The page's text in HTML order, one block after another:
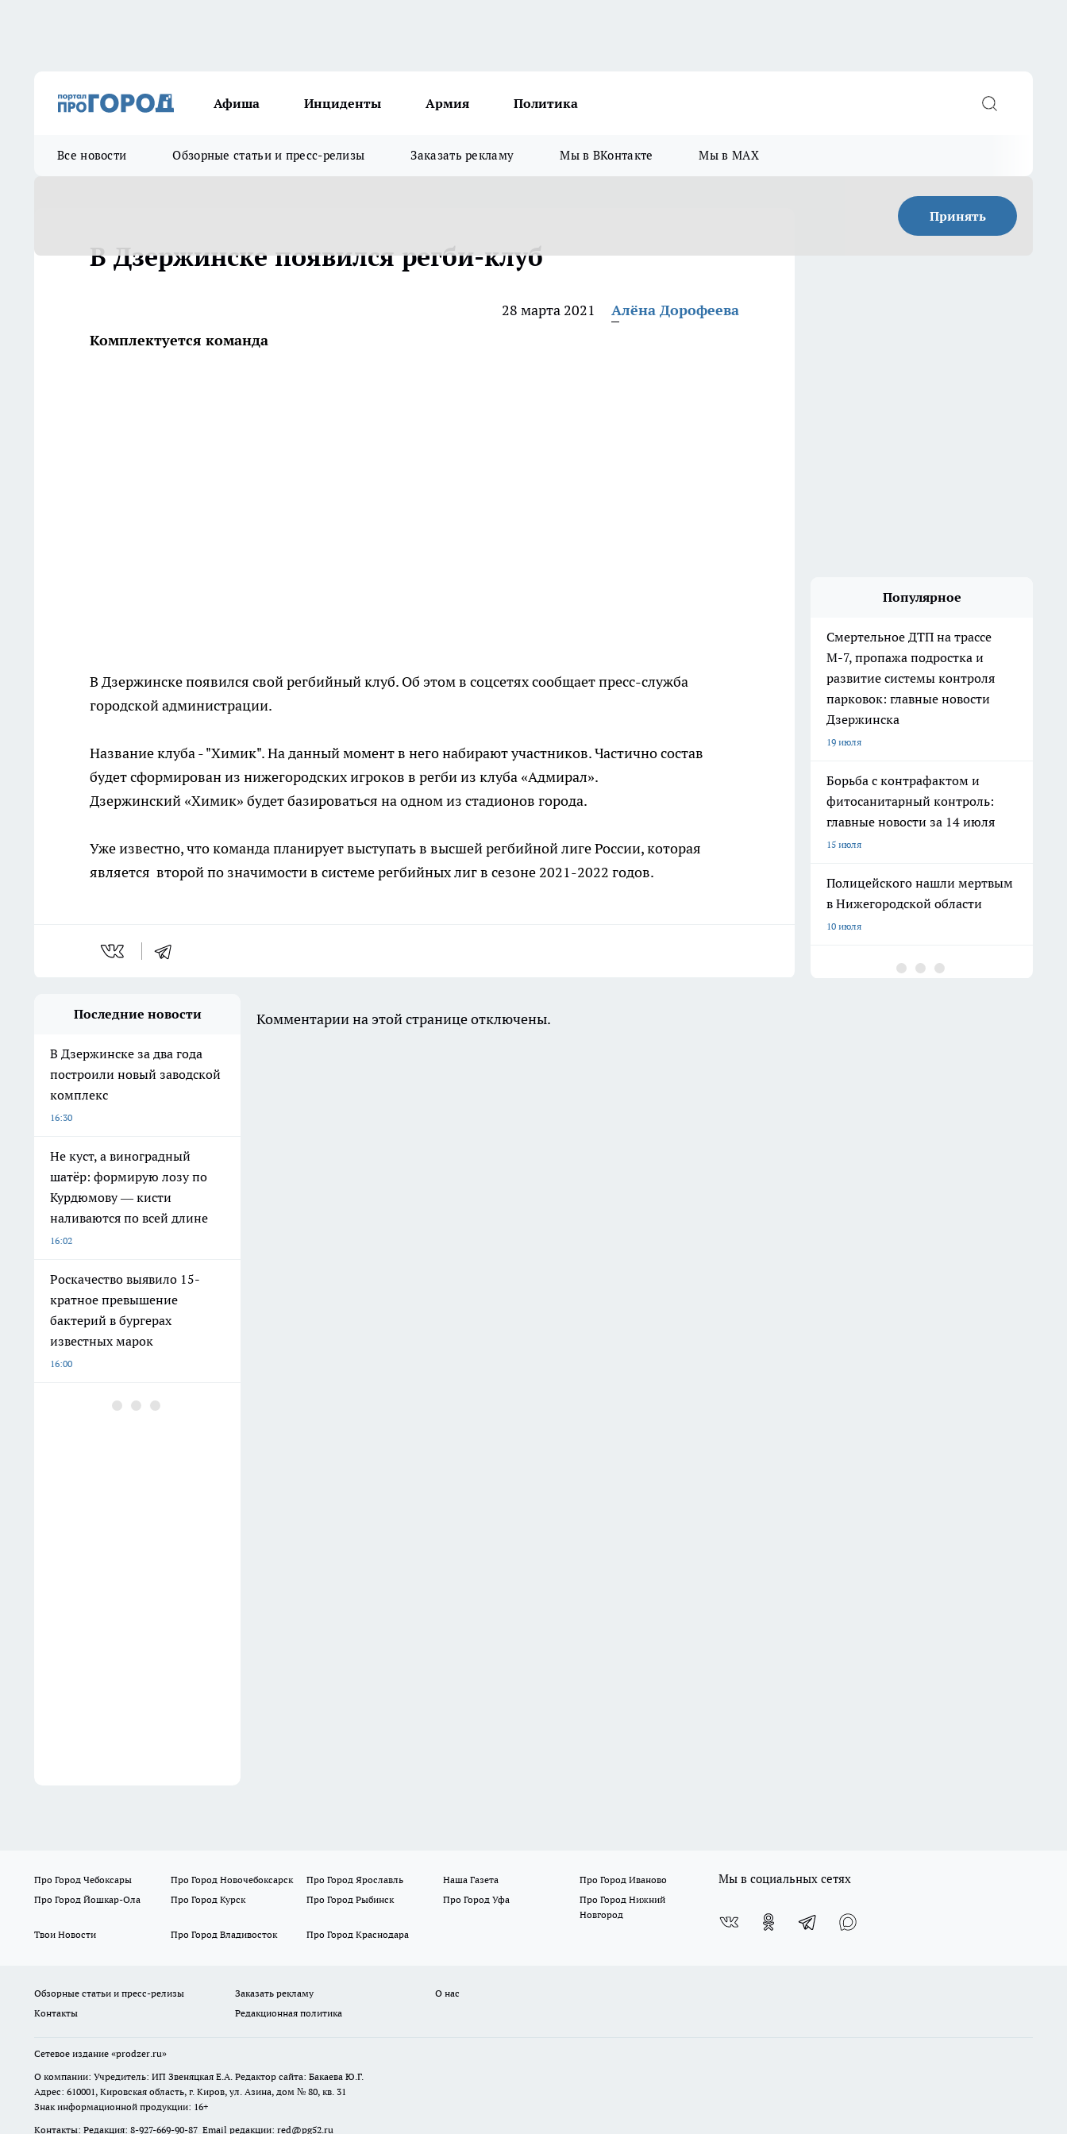
Афиша Инциденты Армия Политика
Все новости Обзорные статьи и пресс-релизы Заказать рекламу Мы в ВКонтакте Мы в MAX
Принять
В Дзержинске появился регби-клуб
28 марта 2021
Алёна Дорофеева
Комплектуется команда
В Дзержинске появился свой регбийный клуб. Об этом в соцсетях сообщает пресс-служба
городской администрации.
Название клуба - "Химик". На данный момент в него набирают участников. Частично состав
будет сформирован из нижегородских игроков в регби из клуба «Адмирал».
Дзержинский «Химик» будет базироваться на одном из стадионов города.
Уже известно, что команда планирует выступать в высшей регбийной лиге России, которая
является второй по значимости в системе регбийных лиг в сезоне 2021-2022 годов.
Популярное
Смертельное ДТП на трассе
М-7, пропажа подростка и
развитие системы контроля
парковок: главные новости
Дзержинска
19 июля
Борьба с контрафактом и
фитосанитарный контроль:
главные новости за 14 июля
15 июля
Полицейского нашли мертвым
в Нижегородской области
10 июля
Последние новости
В Дзержинске за два года
построили новый заводской
комплекс
16:30
Не куст, а виноградный
шатёр: формирую лозу по
Курдюмову — кисти
наливаются по всей длине
16:02
Роскачество выявило 15-
кратное превышение
бактерий в бургерах
известных марок
16:00
Комментарии на этой странице отключены.
Про Город Чебоксары Про Город Новочебоксарск Про Город Ярославль Наша Газета
Про Город Иваново
Про Город Йошкар-Ола
Про Город Курск Про Город Рыбинск Про Город Уфа
Про Город Нижний
Новгород
Твои Новости
Про Город Владивосток Про Город Краснодара
Мы в социальных сетях
Обзорные статьи и пресс-релизы Заказать рекламу
О нас
Контакты
Редакционная политика
Сетевое издание «prodzer.ru»
О компании: Учредитель: ИП Звеняцкая Е.А. Редактор сайта: Бакаева Ю.Г.
Адрес: 610001, Кировская область, г. Киров, ул. Азина, дом № 80, кв. 31
Знак информационной продукции: 16+
Контакты: Редакция: 8-927-669-90-87 Email редакции: red@pg52.ru